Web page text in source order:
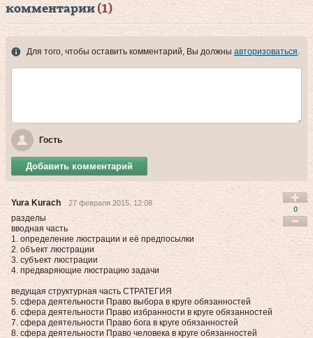
комментарии (1)
Для того, чтобы оставить комментарий, Вы должны авторизоваться.
Гость
Добавить комментарий
Yura Kurach 27 февраля 2015, 12:08
разделы
вводная часть
1. определение люстрации и её предпосылки
2. объект люстрации
3. субъект люстрации
4. предваряющие люстрацию задачи
ведущая структурная часть СТРАТЕГИЯ
5. сфера деятельности Право выбора в круге обязанностей
6. сфера деятельности Право избранности в круге обязанностей
7. сфера деятельности Право бога в круге обязанностей
8. сфера деятельности Право человека в круге обязанностей
0